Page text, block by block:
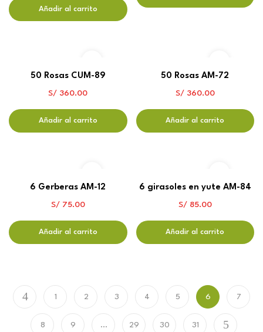
Añadir al carrito
50 Rosas CUM-89
S/ 360.00
Añadir al carrito
50 Rosas AM-72
S/360.00
Añadir al carrito
6 Gerberas AM-12
S/75.00
Añadir al carrito
6 girasoles en yute AM-84
S/85.00
Añadir al carrito
1 2 3 4 5 6 7
8 9 … 29 30 31